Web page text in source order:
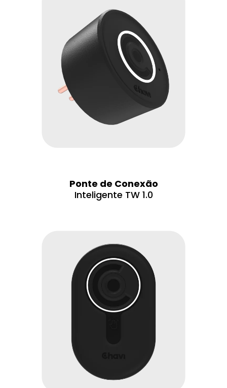
Ponte de Conexão
Inteligente TW 1.0